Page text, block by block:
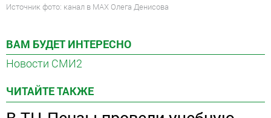
Источник фото: канал в MAX Олега Денисова
ВАМ БУДЕТ ИНТЕРЕСНО
Новости СМИ2
ЧИТАЙТЕ ТАКЖЕ